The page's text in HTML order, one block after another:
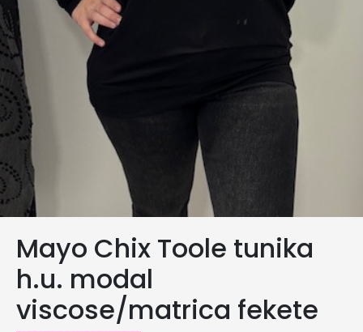
Mayo Chix Toole tunika
h.u. modal
viscose/matrica fekete